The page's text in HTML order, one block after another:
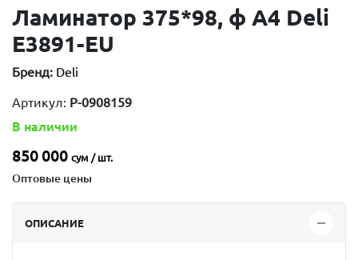
Ламинатор 375*98, ф А4 Deli
E3891-EU
Бренд: Deli
Артикул: P-0908159
В наличии
850 000 сум / шт.
Оптовые цены
ОПИСАНИЕ